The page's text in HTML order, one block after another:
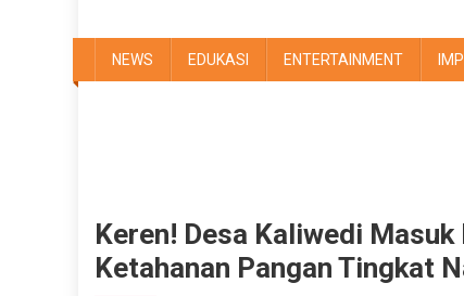
NEWS EDUKASI ENTERTAINMENT
Keren! Desa Kaliwedi
Ketahanan Pangan Tingkat